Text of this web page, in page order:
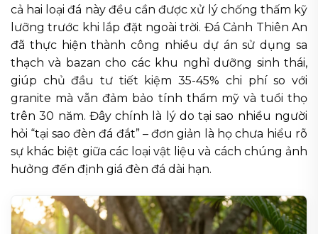
cả hai loại đá này đều cần được xử lý chống thấm kỹ
lưỡng trước khi lắp đặt ngoài trời. Đá Cảnh Thiên An
đã thực hiện thành công nhiều dự án sử dụng sa
thạch và bazan cho các khu nghỉ dưỡng sinh thái,
giúp chủ đầu tư tiết kiệm 35-45% chi phí so với
granite mà vẫn đảm bảo tính thẩm mỹ và tuổi thọ
trên 30 năm. Đây chính là lý do tại sao nhiều người
hỏi “tại sao đèn đá đắt” – đơn giản là họ chưa hiểu rõ
sự khác biệt giữa các loại vật liệu và cách chúng ảnh
hưởng đến định giá đèn đá dài hạn.